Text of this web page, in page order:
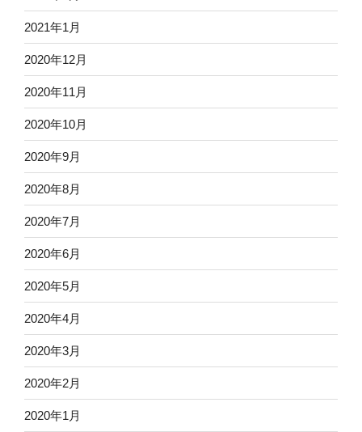
2021年1月
2020年12月
2020年11月
2020年10月
2020年9月
2020年8月
2020年7月
2020年6月
2020年5月
2020年4月
2020年3月
2020年2月
2020年1月